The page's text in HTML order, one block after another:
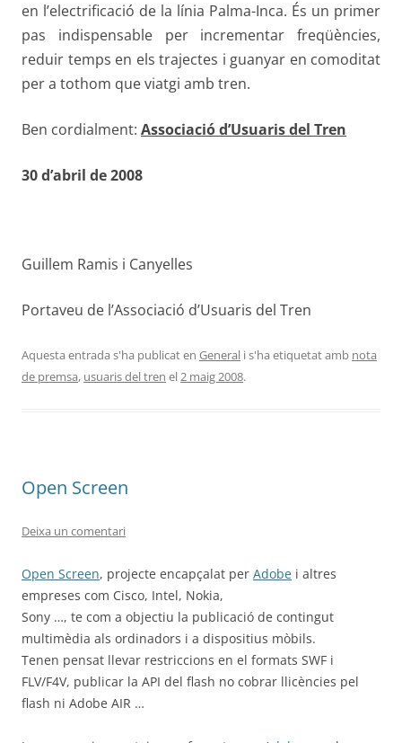
en l’electrificació de la línia Palma-Inca. És un primer
pas indispensable per incrementar freqüències,
reduir temps en els trajectes i guanyar en comoditat
per a tothom que viatgi amb tren.
Ben cordialment: Associació d’Usuaris del Tren
30 d’abril de 2008
Guillem Ramis i Canyelles
Portaveu de l’Associació d’Usuaris del Tren
Aquesta entrada s'ha publicat en General i s'ha etiquetat amb nota
de premsa, usuaris del tren el2 maig 2008.
Open Screen
Deixa un comentari
Open Screen, projecte encapçalat per Adobe i altres
empreses com Cisco, Intel, Nokia,
Sony …, te com a objectiu la publicació de contingut
multimèdia als ordinadors i a dispositius mòbils.
Tenen pensat llevar restriccions en el formats SWF i
FLV/F4V, publicar la API del flash no cobrar llicències pel
flash ni Adobe AIR …